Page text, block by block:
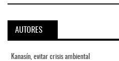
AUTORES
Kanasín, evitar crisis ambiental